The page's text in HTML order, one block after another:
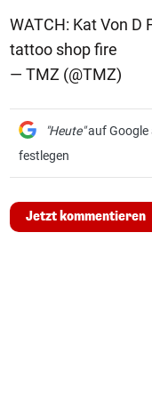
WATCH: Kat Von D
tattoo shop fire
— TMZ (@TMZ)
"Heute"auf Google
festlegen
Jetzt kommentieren